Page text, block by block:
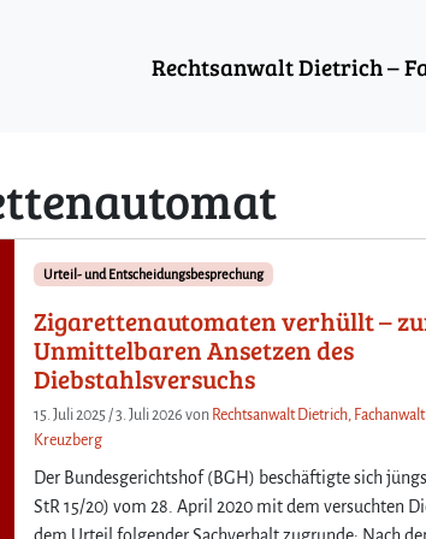
Rechtsanwalt Dietrich –
Urteil- und Entscheidungsbesprechung
Zigarettenautomaten verhüllt –
Unmittelbaren Ansetzen des
Diebstahlsversuchs
15. Juli 2025 /3. Juli 2026 von Rechtsanwalt Dietrich,
Kreuzberg
Der Bundesgerichtshof (BGH) beschäftigte sich
StR 15/20) vom 28. April 2020 mit dem versuchten